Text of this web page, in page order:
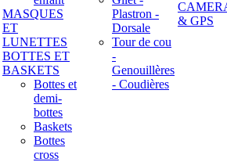
MASQUES
ET
LUNETTES
BOTTES ET
BASKETS
Bottes et
demi-
bottes
Baskets
Bottes
cross
Plastron -
Dorsale
Tour de cou
-
Genouillères
- Coudières
& GPS